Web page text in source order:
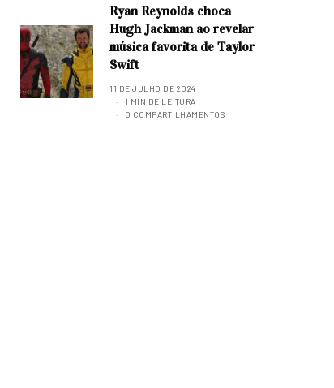
Ryan Reynolds choca
Hugh Jackman ao revelar
música favorita de Taylor
Swift
11 DE JULHO DE 2024
1 MIN DE LEITURA
0 COMPARTILHAMENTOS